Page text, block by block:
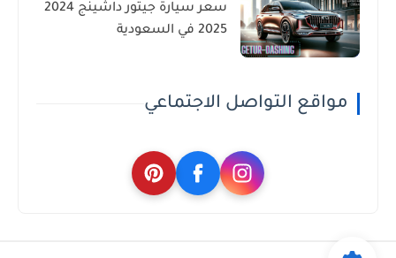
سعر سيارة جيتور داشينج 2024
2025 في السعودية
مواقع التواصل الاجتماعي